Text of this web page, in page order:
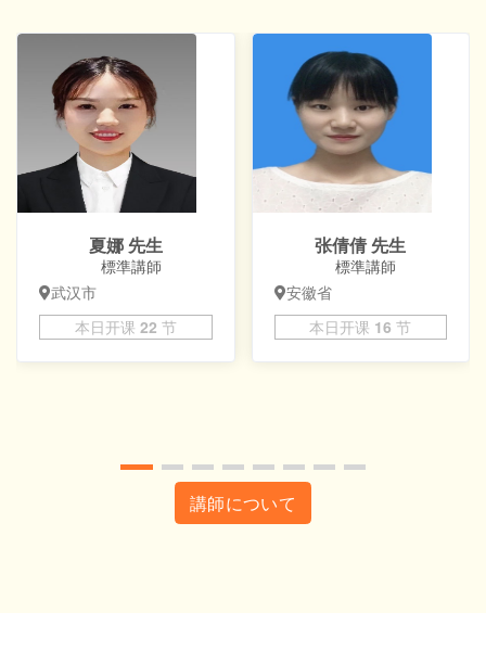
夏娜 先生
標準講師
武汉市
本日开课 22 节
张倩倩 先生
標準講師
安徽省
本日开课 16 节
講師について